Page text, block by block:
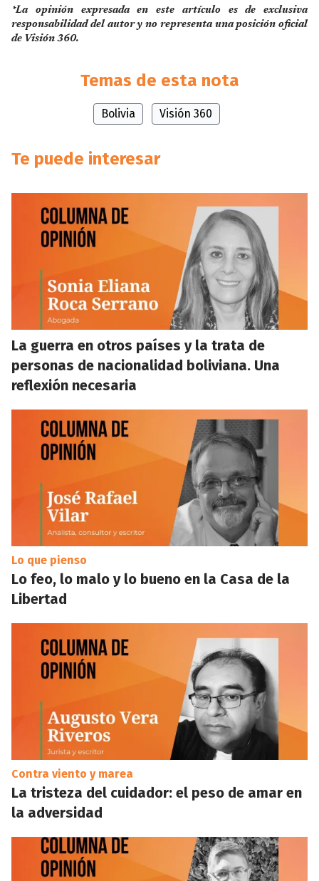
*La opinión expresada en este artículo es de exclusiva
responsabilidad del autor y no representa una posición oficial
de Visión 360.
Temas de esta nota
Bolivia Visión 360
Te puede interesar
La guerra en otros países y la trata de
personas de nacionalidad boliviana. Una
reflexión necesaria
Lo que pienso
Lo feo, lo malo y lo bueno en la Casa de la
Libertad
Contra viento y marea
La tristeza del cuidador: el peso de amar en
la adversidad